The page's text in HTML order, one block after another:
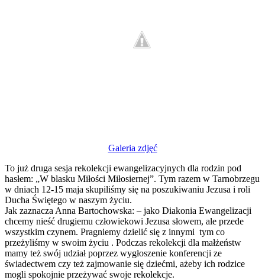
Galeria zdjęć
To już druga sesja rekolekcji ewangelizacyjnych dla rodzin pod
hasłem: „W blasku Miłości Miłosiernej”. Tym razem w Tarnobrzegu
w dniach 12-15 maja skupiliśmy się na poszukiwaniu Jezusa i roli
Ducha Świętego w naszym życiu.
Jak zaznacza Anna Bartochowska: – jako Diakonia Ewangelizacji
chcemy nieść drugiemu człowiekowi Jezusa słowem, ale przede
wszystkim czynem. Pragniemy dzielić się z innymi tym co
przeżyliśmy w swoim życiu . Podczas rekolekcji dla małżeństw
mamy też swój udział poprzez wygłoszenie konferencji ze
świadectwem czy też zajmowanie się dziećmi, ażeby ich rodzice
mogli spokojnie przeżywać swoje rekolekcje.